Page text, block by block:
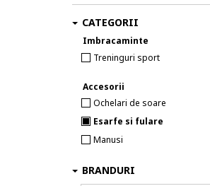
CATEGORII
Imbracaminte
Treninguri sport
Accesorii
Ochelari de soare
Esarfe si fulare
Manusi
BRANDURI